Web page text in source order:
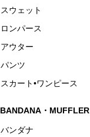
スウェット
ロンパース
アウター
パンツ
スカート•ワンピース
BANDANA・MUFFLER
バンダナ